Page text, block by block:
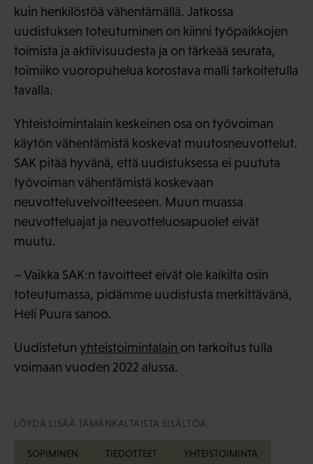
kuin henkilöstöä vähentämällä. Jatkossa
uudistuksen toteutuminen on kiinni työpaikkojen
toimista ja aktiivisuudesta ja on tärkeää seurata,
toimiiko vuoropuhelua korostava malli tarkoitetulla
tavalla.
Yhteistoimintalain keskeinen osa on työvoiman
käytön vähentämistä koskevat muutosneuvottelut.
SAK pitää hyvänä, että uudistuksessa ei puututa
työvoiman vähentämistä koskevaan
neuvotteluvelvoitteeseen. Muun muassa
neuvotteluajat ja neuvotteluosapuolet eivät
muutu.
– Vaikka SAK:n tavoitteet eivät ole kaikilta osin
toteutumassa, pidämme uudistusta merkittävänä,
Heli Puura sanoo.
Uudistetun yhteistoimintalain on tarkoitus tulla
voimaan vuoden 2022 alussa.
LÖYDÄ LISÄÄ TÄMÄNKALTAISTA SISÄLTÖÄ:
SOPIMINEN TIEDOTTEET YHTEISTOIMINTA